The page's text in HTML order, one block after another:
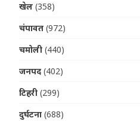
खेल (358)
चंपावत (972)
चमोली (440)
जनपद (402)
टिहरी (299)
दुर्घटना (688)